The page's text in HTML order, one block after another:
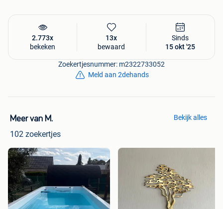
2.773x
bekeken
13x
bewaard
Sinds
15 okt '25
Zoekertjesnummer: m2322733052
Meld aan 2dehands
Meer van M.
102 zoekertjes
Bekijk alles